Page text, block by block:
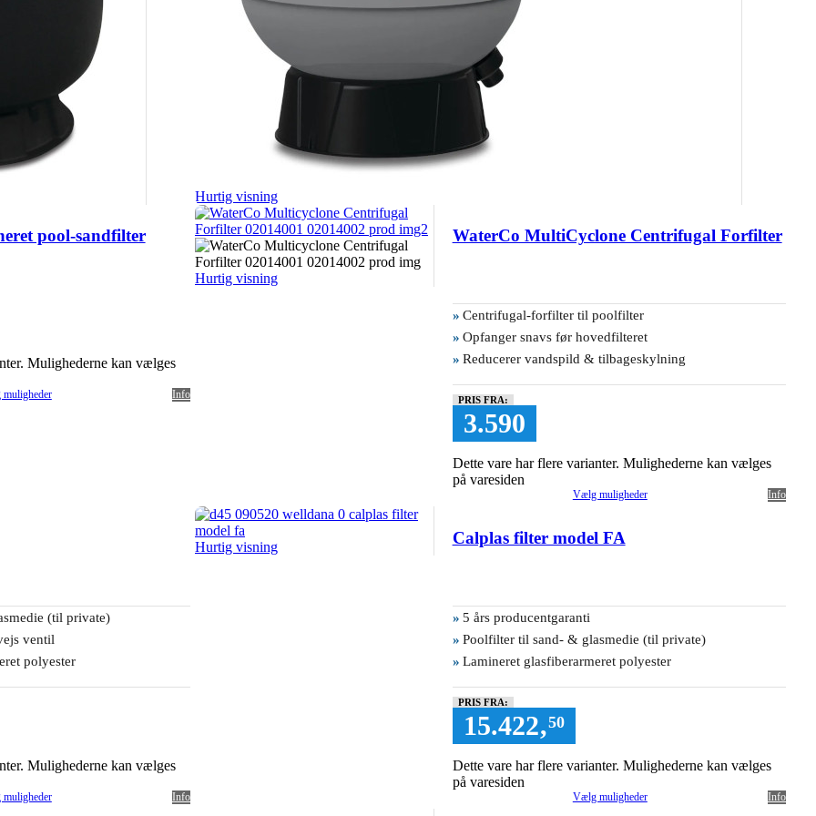
Hurtig visning
pool-sandfilter
Mulighederne kan vælges
Info
Hurtig visning
WaterCo MultiCyclone Centrifugal Forfilter
» Centrifugal-forfilter til poolfilter
» Opfanger snavs før hovedfilteret
» Reducerer vandspild & tilbageskylning
PRIS FRA:
3.590
Dette vare har flere varianter. Mulighederne kan vælges
på varesiden
Vælg muligheder Info
(til private)
ventil
polyester
Mulighederne kan vælges
Info
Hurtig visning Calplas filter model FA
» 5 års producentgaranti
» Poolfilter til sand- & glasmedie (til private)
» Lamineret glasfiberarmeret polyester
PRIS FRA:
15.422,50
Dette vare har flere varianter. Mulighederne kan vælges
på varesiden
Vælg muligheder Info